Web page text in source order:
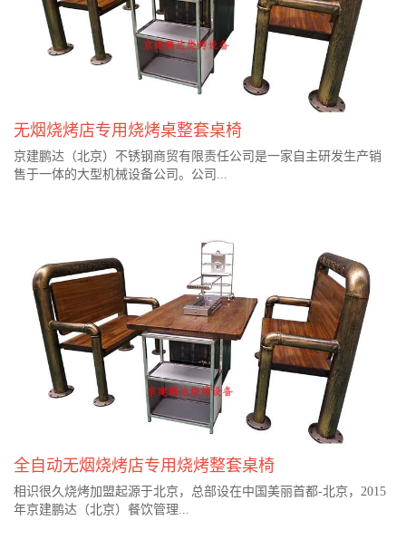
无烟烧烤店专用烧烤桌整套桌椅
京建鹏达（北京）不锈钢商贸有限责任公司是一家自主研发生产销
售于一体的大型机械设备公司。公司...
全自动无烟烧烤店专用烧烤整套桌椅
相识很久烧烤加盟起源于北京，总部设在中国美丽首都-北京，2015
年京建鹏达（北京）餐饮管理...